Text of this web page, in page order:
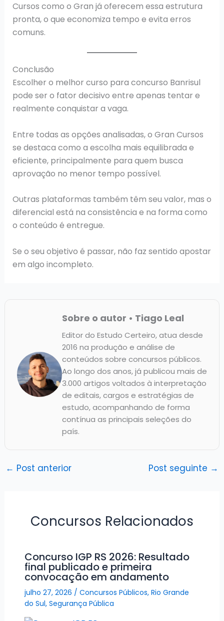
Cursos como o Gran já oferecem essa estrutura
pronta, o que economiza tempo e evita erros
comuns.
Conclusão
Escolher o melhor curso para concurso Banrisul
pode ser o fator decisivo entre apenas tentar e
realmente conquistar a vaga.
Entre todas as opções analisadas, o Gran Cursos
se destaca como a escolha mais equilibrada e
eficiente, principalmente para quem busca
aprovação no menor tempo possível.
Outras plataformas também têm seu valor, mas o
diferencial está na consistência e na forma como
o conteúdo é entregue.
Se o seu objetivo é passar, não faz sentido apostar
em algo incompleto.
Sobre o autor • Tiago Leal
Editor do Estudo Certeiro, atua desde
2016 na produção e análise de
conteúdos sobre concursos públicos.
Ao longo dos anos, já publicou mais de
3.000 artigos voltados à interpretação
de editais, cargos e estratégias de
estudo, acompanhando de forma
contínua as principais seleções do
país.
← Post anterior Post seguinte →
Concursos Relacionados
Concurso IGP RS 2026: Resultado
final publicado e primeira
convocação em andamento
julho 27, 2026 / Concursos Públicos, Rio Grande
do Sul, Segurança Pública